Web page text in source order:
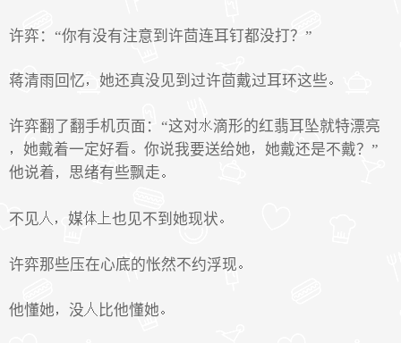
许弈：“你有没有注意到许茴连耳钉都没打？”
蒋清雨回忆 她还真没见到过许茴戴过耳环这些
许弈翻了翻手机页面：“这对
滴形的红翡耳坠就特漂亮
她戴着一定好看
你说我要送给她
她戴还是不戴？”
他说着
思绪有些飘走
不见 媒 也见不到她现状
许弈那些压在心底的怅然不约浮现
他懂她 没 比他懂她